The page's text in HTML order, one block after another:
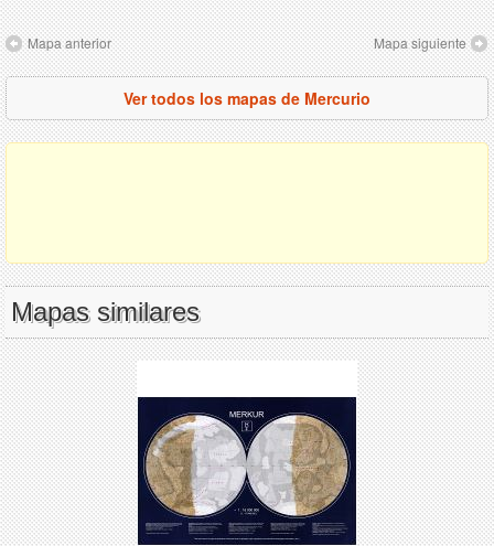
Mapa anterior Mapa siguiente
Ver todos los mapas de Mercurio
Mapas similares